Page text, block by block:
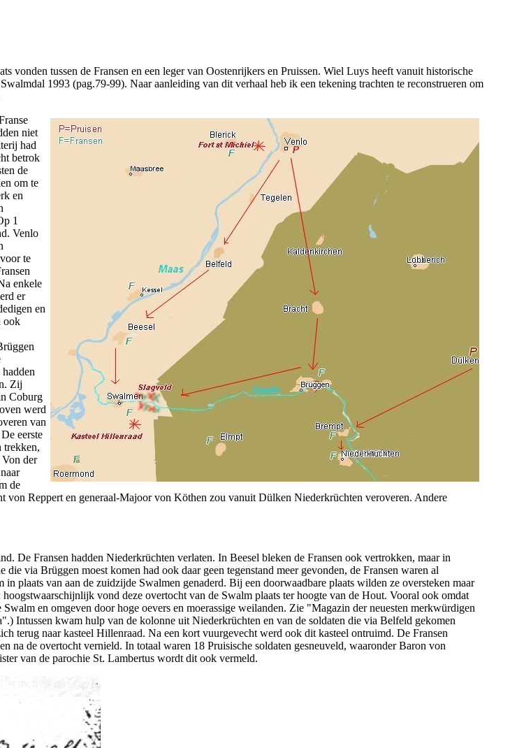
vonden tussen de Fransen en een leger van Oostenrijkers en Pruissen. Wiel Luys heeft vanuit historische
1993 (pag.79-99). Naar aanleiding van dit verhaal heb ik een tekening trachten te reconstrueren om
niet
had
betrok
de
om te
en
1
Venlo
te
enkele
er
en
ook
Zij
Coburg
werd
van
eerste
trekken,
der
de
Reppert en generaal-Majoor von Köthen zou vanuit Dülken Niederkrüchten veroveren. Andere
De Fransen hadden Niederkrüchten verlaten. In Beesel bleken de Fransen ook vertrokken, maar in
via Brüggen moest komen had ook daar geen tegenstand meer gevonden, de Fransen waren al
plaats van aan de zuidzijde Swalmen genaderd. Bij een doorwaadbare plaats wilden ze oversteken maar
vond deze overtocht van de Swalm plaats ter hoogte van de Hout. Vooral ook omdat
en omgeven door hoge oevers en moerassige weilanden. Zie "Magazin der neuesten merkwürdigen
Intussen kwam hulp van de kolonne uit Niederkrüchten en van de soldaten die via Belfeld gekomen
terug naar kasteel Hillenraad. Na een kort vuurgevecht werd ook dit kasteel ontruimd. De Fransen
na de overtocht vernield. In totaal waren 18 Pruisische soldaten gesneuveld, waaronder Baron von
van de parochie St. Lambertus wordt dit ook vermeld.